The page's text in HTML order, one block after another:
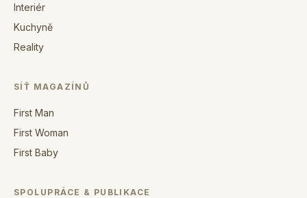
Interiér
Kuchyně
Reality
SÍŤ MAGAZÍNŮ
First Man
First Woman
First Baby
SPOLUPRÁCE & PUBLIKACE